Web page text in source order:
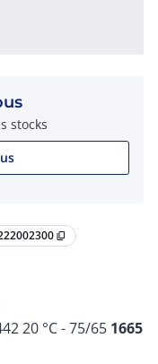
content_copy
20 °C - 75/65 1665
stocks